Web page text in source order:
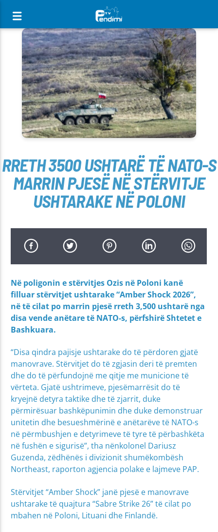
[There are no radio stations in the database]
RRETH 3500 USHTARË TË NATO-S
MARRIN PJESË NË STËRVITJE
USHTARAKE NË POLONI
Në poligonin e stërvitjes Ozis në Poloni kanë
filluar stërvitjet ushtarake “Amber Shock 2026”,
në të cilat po marrin pjesë rreth 3,500 ushtarë nga
disa vende anëtare të NATO-s, përfshirë Shtetet e
Bashkuara.
“Disa qindra pajisje ushtarake do të përdoren gjatë
manovrave. Stërvitjet do të zgjasin deri të premten
dhe do të përfundojnë me qitje me municione të
vërteta. Gjatë ushtrimeve, pjesëmarrësit do të
kryejnë detyra taktike dhe të zjarrit, duke
përmirësuar bashkëpunimin dhe duke demonstruar
unitetin dhe besueshmërinë e anëtarëve të NATO-s
në përmbushjen e detyrimeve të tyre të përbashkëta
në fushën e sigurisë”, tha nënkolonel Dariusz
Guzenda, zëdhënës i divizionit shumëkombësh
Northeast, raporton agjencia polake e lajmeve PAP.
Stërvitjet “Amber Shock” janë pjesë e manovrave
ushtarake të quajtura “Sabre Strike 26” të cilat po
mbahen në Poloni, Lituani dhe Finlandë.